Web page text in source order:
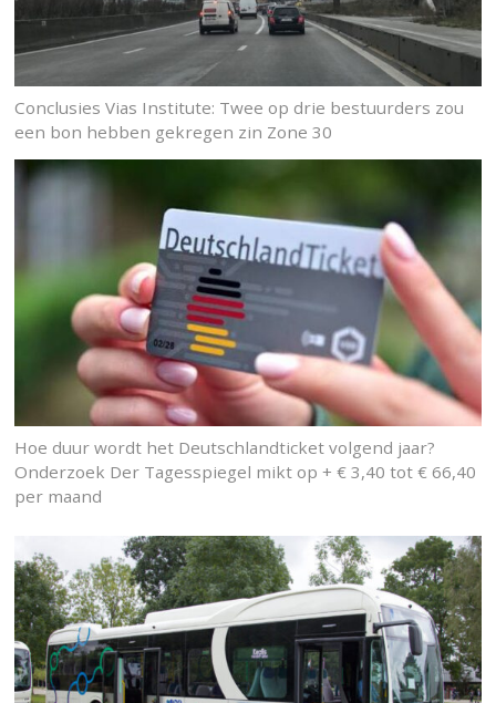
Conclusies Vias Institute: Twee op drie bestuurders zou
een bon hebben gekregen zin Zone 30
Hoe duur wordt het Deutschlandticket volgend jaar?
Onderzoek Der Tagesspiegel mikt op + € 3,40 tot € 66,40
per maand